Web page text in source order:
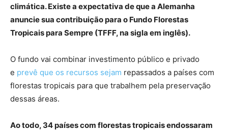
climática. Existe a expectativa de que a Alemanha
anuncie sua contribuição para o Fundo Florestas
Tropicais para Sempre (TFFF, na sigla em inglês).
O fundo vai combinar investimento público e privado
e prevê que os recursos sejam repassados a países com
florestas tropicais para que trabalhem pela preservação
dessas áreas.
Ao todo, 34 países com florestas tropicais endossaram